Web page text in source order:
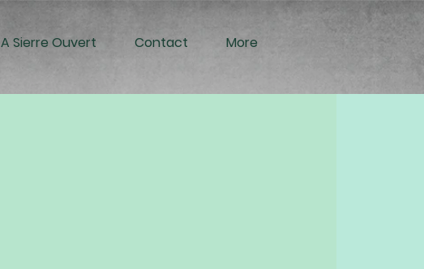
A Sierre Ouvert Contact More